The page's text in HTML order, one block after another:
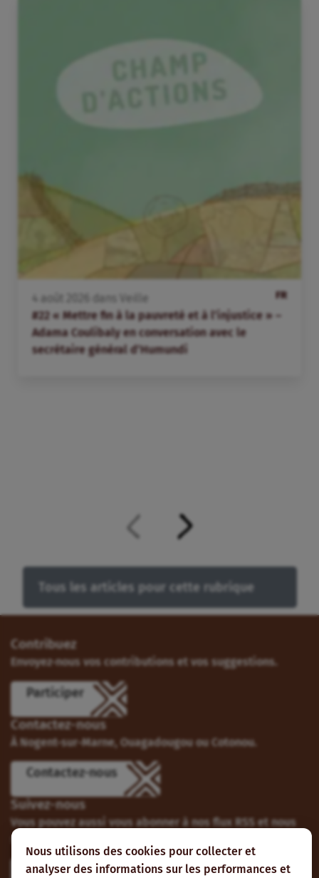
Nous utilisons des cookies pour collecter et
analyser des informations sur les performances et
FR
4 août dans
Veille
#22 « Mettre fin à la pauvreté et à l’injustice » –
Adama Coulibaly en conversation avec le
secrétaire général d’Humundi
Tous les articles pour cette rubrique
Contribuez
Envoyez-nous vos contributions et vos suggestions.
Participer
Contactez-nous
À Nogent-sur-Marne, Ouagadougou ou Cotonou.
Contactez-nous
Suivez-nous
Vous pouvez aussi vous abonner à nos flux RSS et nous
suivre sur les réseaux sociaux.